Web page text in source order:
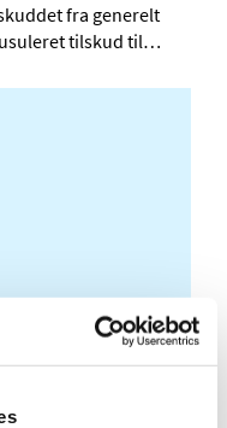
fra generelt
tilskud til…